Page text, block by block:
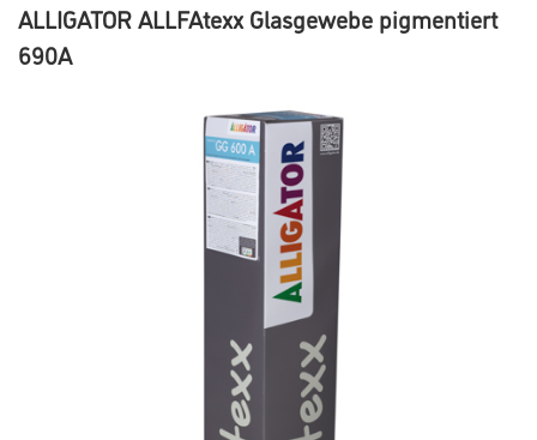
ALLIGATOR ALLFAtexx Glasgewebe pigmentiert
690A